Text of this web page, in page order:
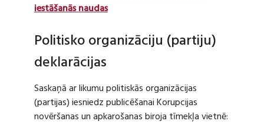
iestāšanās naudas
Politisko organizāciju (partiju)
deklarācijas
Saskaņā ar likumu politiskās organizācijas
(partijas) iesniedz publicēšanai Korupcijas
novēršanas un apkarošanas biroja tīmekļa vietnē: